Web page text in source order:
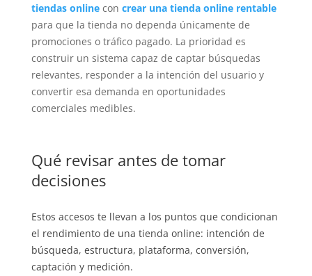
tiendas onlinecon crear una tienda online rentable
para que la tienda no dependa únicamente de
promociones o tráfico pagado. La prioridad es
construir un sistema capaz de captar búsquedas
relevantes, responder a la intención del usuario y
convertir esa demanda en oportunidades
comerciales medibles.
Qué revisar antes de tomar
decisiones
Estos accesos te llevan a los puntos que condicionan
el rendimiento de una tienda online: intención de
búsqueda, estructura, plataforma, conversión,
captación y medición.